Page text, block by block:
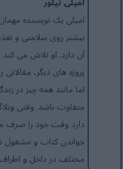
بیشتر روی سلامتی و
آن دارد. او تلاش می
پروژه های دیگر،
اما مانند همه چیز در
متفاوت باشد. وقتی
دارد وقت خود را صرف
خواندن کتاب و مشغول
مختلف در داخل و